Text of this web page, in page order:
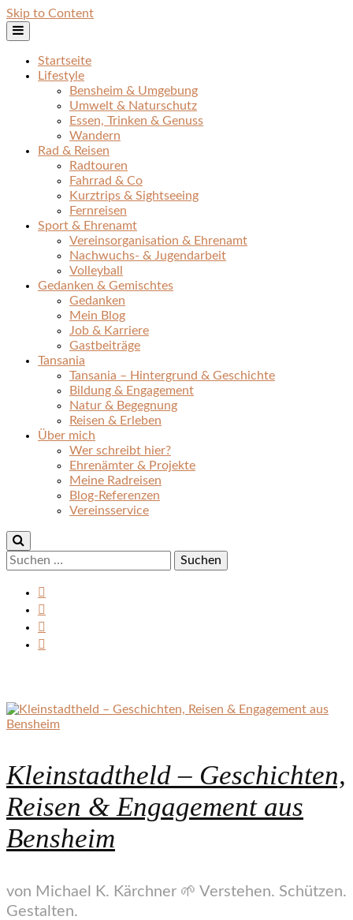
Skip to Content
Startseite
Lifestyle
Bensheim & Umgebung
Umwelt & Naturschutz
Essen, Trinken & Genuss
Wandern
Rad & Reisen
Radtouren
Fahrrad & Co
Kurztrips & Sightseeing
Fernreisen
Sport & Ehrenamt
Vereinsorganisation & Ehrenamt
Nachwuchs- & Jugendarbeit
Volleyball
Gedanken & Gemischtes
Gedanken
Mein Blog
Job & Karriere
Gastbeiträge
Tansania
Tansania – Hintergrund & Geschichte
Bildung & Engagement
Natur & Begegnung
Reisen & Erleben
Über mich
Wer schreibt hier?
Ehrenämter & Projekte
Meine Radreisen
Blog-Referenzen
Vereinsservice
Suchen
nach:
Kleinstadtheld – Geschichten,
Reisen & Engagement aus
Bensheim
von Michael K. Kärchner 🌱 Verstehen. Schützen.
Gestalten.